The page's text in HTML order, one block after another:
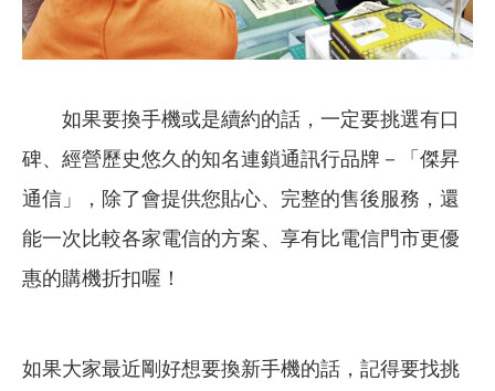
如果要換手機或是續約的話，一定要挑選有口
碑、經營歷史悠久的知名連鎖通訊行品牌－「傑昇
通信」，除了會提供您貼心、完整的售後服務，還
能一次比較各家電信的方案、享有比電信門市更優
惠的購機折扣喔！
如果大家最近剛好想要換新手機的話，記得要找挑